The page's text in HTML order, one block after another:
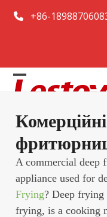
+86-
Open
menu
Close
menu
A commercial deep
appliance used for
Frying? Deep frying
frying, is a cooking